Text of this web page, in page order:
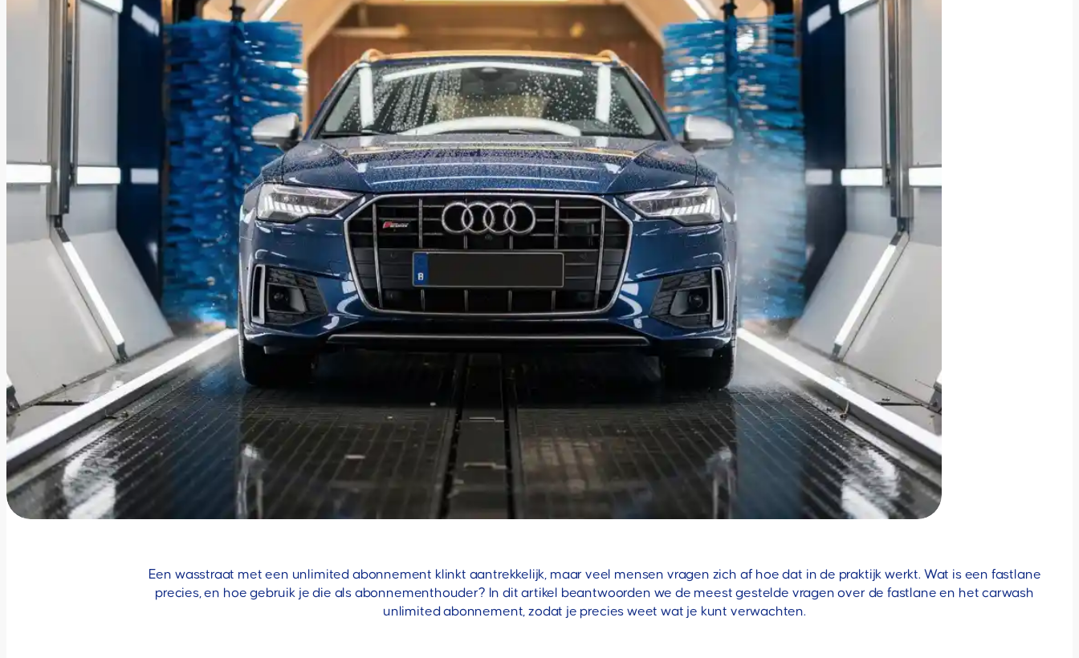
Een wasstraat met een unlimited abonnement klinkt aantrekkelijk, maar veel mensen vragen zich af hoe dat in de praktijk werkt. Wat is een fastlane
precies, en hoe gebruik je die als abonnementhouder? In dit artikel beantwoorden we de meest gestelde vragen over de fastlane en het carwash
unlimited abonnement, zodat je precies weet wat je kunt verwachten.